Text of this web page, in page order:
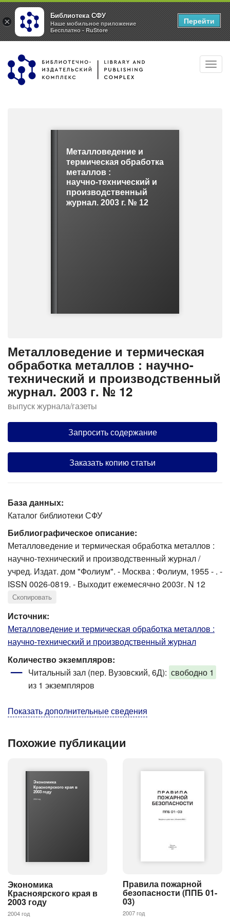
Перейти
основному
Металловедение и
термическая обработка
металлов :
научно-технический и
производственный
журнал. 2003 г. № 12
Металловедение и термическая
обработка металлов : научно-
технический и производственный
журнал. 2003 г. № 12
выпуск журнала/газеты
Запросить содержание
Заказать копию статьи
База данных:
Каталог библиотеки СФУ
Библиографическое описание:
Металловедение и термическая обработка металлов :
научно-технический и производственный журнал /
учред. Издат. дом "Фолиум". - Москва : Фолиум, 1955 - . -
ISSN 0026-0819. - Выходит ежемесячно 2003г. N 12
Скопировать
Источник:
Металловедение и термическая обработка металлов :
научно-технический и производственный журнал
Количество экземпляров:
Читальный зал (пер. Вузовский, 6Д): свободно 1
из 1 экземпляров
Показать дополнительные сведения
Похожие публикации
Экономика
Красноярского края в
2003 году
2004 год
Экономика
Красноярского края в
2003 году
2004 год
Правила пожарной
безопасности (ППБ 01-
03)
2007 год
×
Библиотека СФУ
Наше мобильное приложение
Бесплатно - RuStore
Перейти